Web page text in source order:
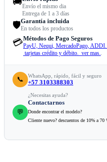
Envío el mismo dia
Entrega de 1 a 3 días
🛡️Garantía incluida
En todos los productos
💳Métodos de Pago Seguros
PayU, Nequi, MercadoPago,
tarjetas crédito y débito. ver mas..
📞 WhatsApp, rápido, fácil y seguro
+57 3103388303
💬
¿Necesitas ayuda?
Contactarnos
Donde encontrar el modelo?
Cliente nuevo? descuentos de 10% a 70